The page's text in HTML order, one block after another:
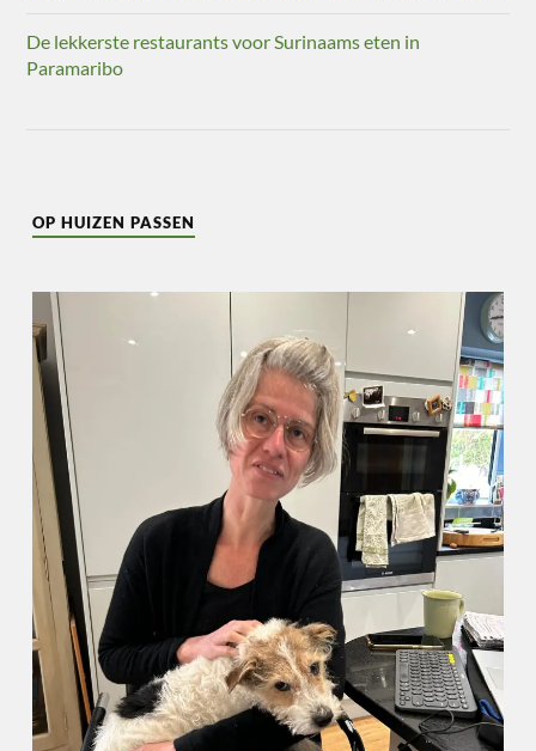
De lekkerste restaurants voor Surinaams eten in
Paramaribo
OP HUIZEN PASSEN